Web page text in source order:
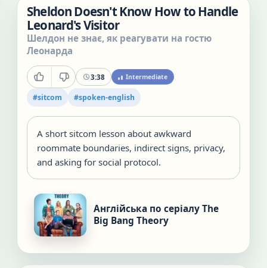
Sheldon Doesn't Know How to Handle
Leonard's Visitor
Шелдон не знає, як реагувати на гостю
Леонарда
3:38 Intermediate
#sitcom #spoken-english
A short sitcom lesson about awkward
roommate boundaries, indirect signs, privacy,
and asking for social protocol.
Англійська по серіалу The
Big Bang Theory